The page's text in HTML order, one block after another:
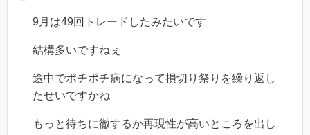
9月は49回トレードしたみたいです
結構多いですねぇ
途中でポチポチ病になって損切り祭りを繰り返し
たせいですかね
もっと待ちに徹するか再現性が高いところを出し